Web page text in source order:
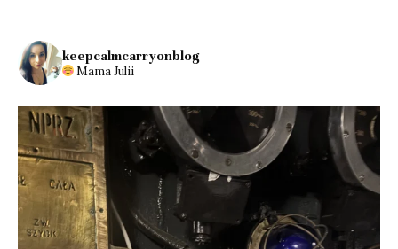
keepcalmcarryonblog
Mama Julii